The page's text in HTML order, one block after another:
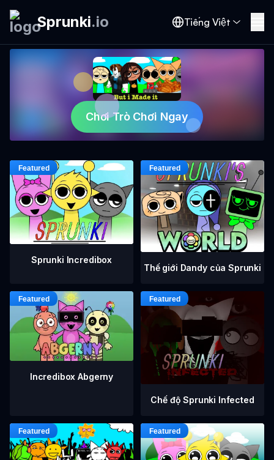
Sprunki.io Tiếng Việt
Chơi Trò Chơi Ngay
Sprunki Incredibox
Thế giới Dandy của Sprunki
Incredibox Abgerny
Chế độ Sprunki Infected